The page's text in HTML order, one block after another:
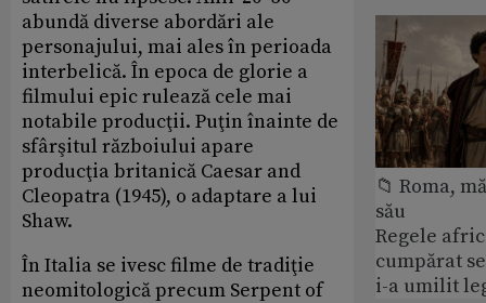
abundă diverse abordări ale
personajului, mai ales în perioada
interbelică. În epoca de glorie a
filmului epic rulează cele mai
notabile producţii. Puţin înainte de
sfârşitul războiului apare
producţia britanică Caesar and
Cleopatra (1945), o adaptare a lui
Shaw.
În Italia se ivesc filme de tradiţie
neomitologică precum Serpent of
📁 Roma,
său
Regele
cumpărat
i-a umilit